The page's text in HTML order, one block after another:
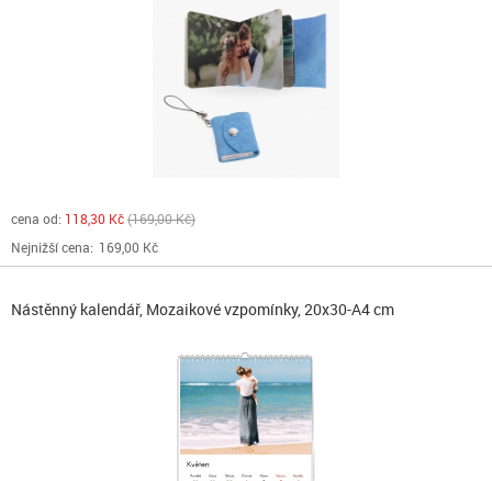
cena od: 118,30 Kč 169,00 Kč
Nejnižší cena: 169,00 Kč
Nástěnný kalendář, Mozaikové vzpomínky, 20x30-A4 cm